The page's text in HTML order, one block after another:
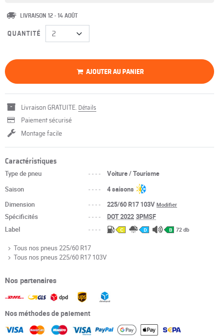
LIVRAISON 12 - 14 AOÛT
QUANTITÉ
AJOUTER AU PANIER
Livraison GRATUITE. Détails
Paiement sécurisé
Montage facile
Caractéristiques
Type de pneu ----
Voiture / Tourisme
Saison
----
4 saisons
Dimension
---- 225/60 R17 103VModifier
Spécificités ---- DOT 2022 3PMSF
Label
---- C D B 72 db
Tous nos pneus 225/60 R17
Tous nos pneus 225/60 R17 103V
Nos partenaires
Nos méthodes de paiement